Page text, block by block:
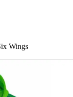
Wings